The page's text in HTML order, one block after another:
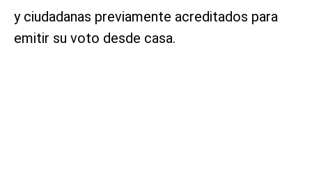
y ciudadanas previamente acreditados para
emitir su voto desde casa.